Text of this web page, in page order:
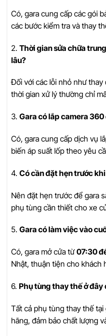
Có, gara cung cấp các gói
các bước kiểm tra và thay
2. Thời gian sửa chữa
lâu?
Đối với các lỗi nhỏ như thay
thời gian xử lý thường chỉ
3. Gara có lắp camera
Có, gara cung cấp dịch vụ
biến áp suất lốp theo yêu
4. Có cần đặt hẹn trước
Nên đặt hẹn trước để gara
phụ tùng cần thiết cho xe
5. Gara có làm việc vào
Có, gara mở cửa từ07:30
Nhật, thuận tiện cho khách
6. Phụ tùng thay thế ở
Tất cả phụ tùng thay thế tại
hãng, đảm bảo chất lượng